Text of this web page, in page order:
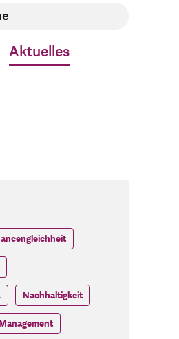
Aktuelles
Nachhaltigkeit